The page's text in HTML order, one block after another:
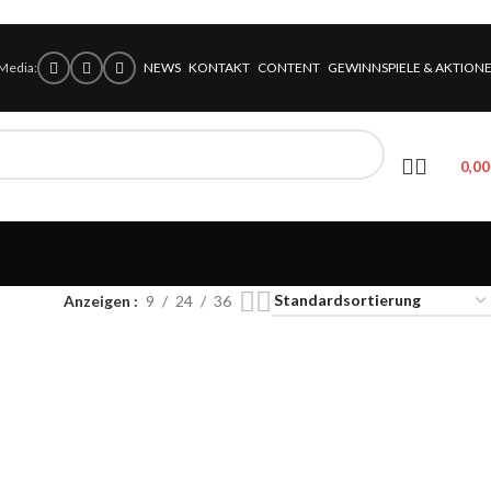
NEWS KONTAKT CONTENT GEWINNSPIELE &
Anzeigen 9 24 36